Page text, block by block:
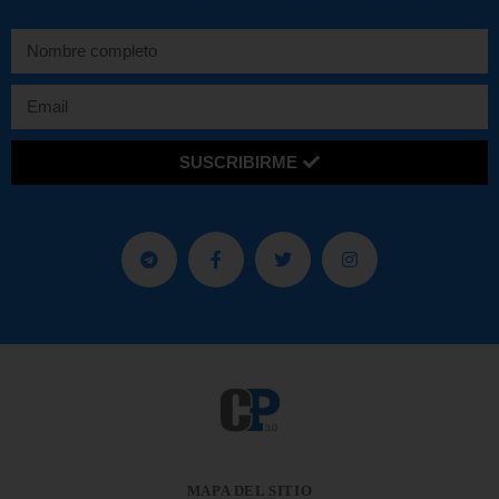
SUSCRIBIRME
MAPA DEL SITIO